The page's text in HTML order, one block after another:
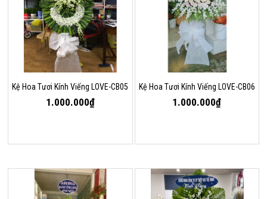
Kệ Hoa Tươi Kính Viếng LOVE-CB05
1.000.000₫
Kệ Hoa Tươi Kính Viếng LOVE-CB06
1.000.000₫